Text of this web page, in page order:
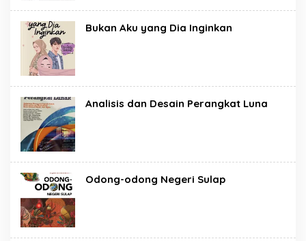
Bukan Aku yang Dia Inginkan
Analisis dan Desain Perangkat Luna
Odong-odong Negeri Sulap